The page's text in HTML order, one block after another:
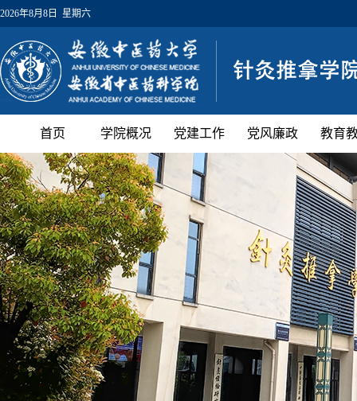
2026年8月8日 星期六
首页 学院概况 党建工作 党风廉政 教育